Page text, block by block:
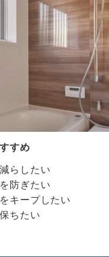
すめ
らしたい
防ぎたい
キープしたい
ちたい